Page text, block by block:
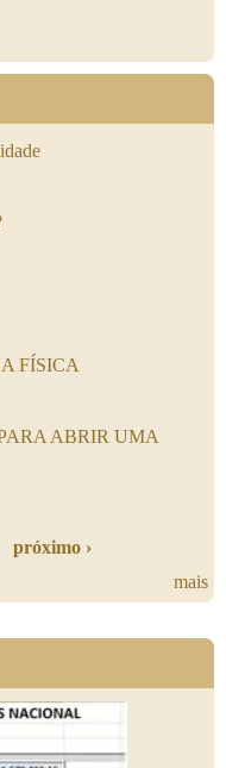
FÍSICA
ABRIR UMA
próximo ›
mais